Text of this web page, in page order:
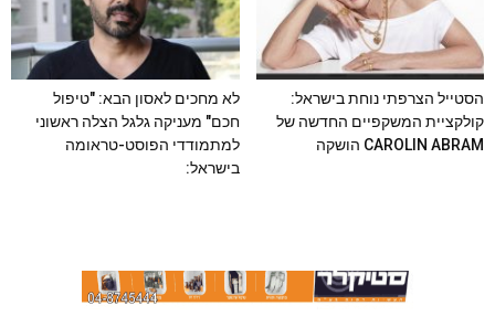
הסטייל הצרפתי נוחת בישראל:
קולקציית המשקפיים החדשה של
CAROLIN ABRAM הושקה
לא מחכים לאסון הבא: "טיפול
חכם" מעניקה גלגל הצלה ראשוני
למתמודדי הפוסט-טראומה
בישראל: